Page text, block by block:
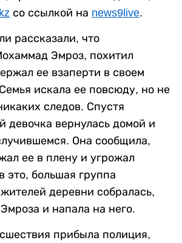
со ссылкой на news9live.
рассказали, что
Эмроз, похитил
ее взаперти в своем
искала ее повсюду, но не
следов. Спустя
девочка вернулась домой и
Она сообщила,
ее в плену и угрожал
это, большая группа
деревни собралась,
и напала на него.
прибыла полиция,